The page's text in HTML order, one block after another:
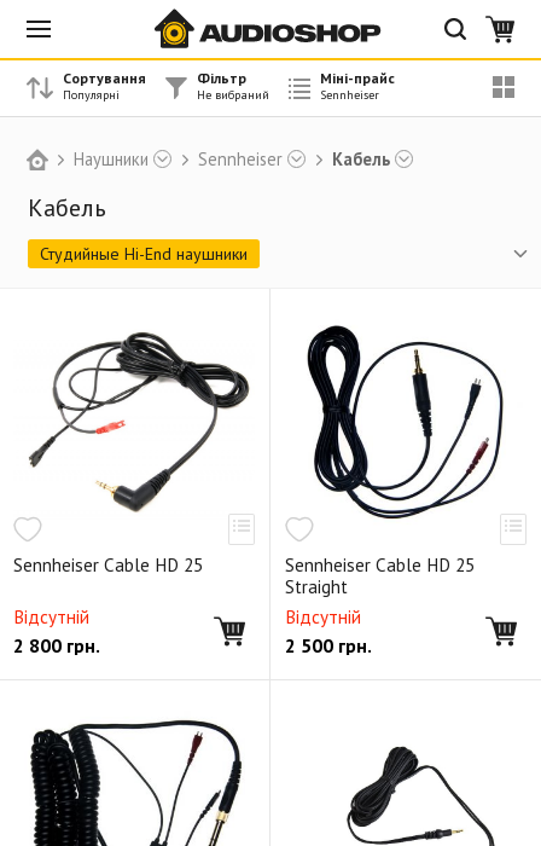
Наушники Sennheiser Кабель
Кабель
Студийные Hi-End наушники
PRO гарнитуры
Аксессуары к PRO гарнитурам
Игровые гарнитуры
Амбюшуры
Кабель
Аксессуары
Наушники класса HI-FI
Беспроводные наушники
Портативные бюджетные наушники
Мониторные портативные наушники
Комплектующие
Снято с производства
Sennheiser Cable HD 25
Відсутній
2 800 грн.
Sennheiser Cable HD 25
Straight
Відсутній
2 500 грн.
Сортування Фільтр Міні-прайс